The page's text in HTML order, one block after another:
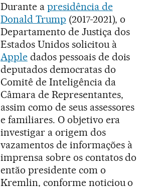
Durante a presidência de
Donald Trump (2017-2021), o
Departamento de Justiça dos
Estados Unidos solicitou à
Appledados pessoais de dois
deputados democratas do
Comitê de Inteligência da
Câmara de Representantes,
assim como de seus assessores
e familiares. O objetivo era
investigar a origem dos
vazamentos de informações à
imprensa sobre os contatos do
então presidente com o
Kremlin, conforme noticiou o